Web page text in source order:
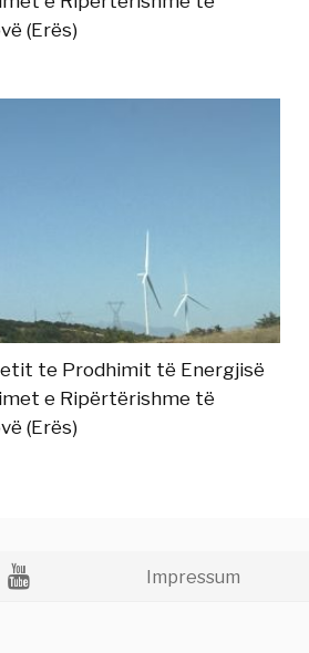
(Erës)
te Prodhimit të Energjisë
e Ripërtërishme të
(Erës)
Impressum